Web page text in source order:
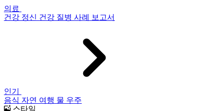
의료
건강 정신 건강 질병 사례 보고서
인기
음식 자연 여행 물 우주
스타일